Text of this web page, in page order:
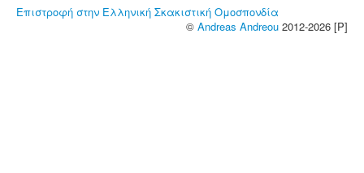
Επιστροφή στην Ελληνική Σκακιστική Ομοσπονδία
© Andreas Andreou 2012-2026 [P]